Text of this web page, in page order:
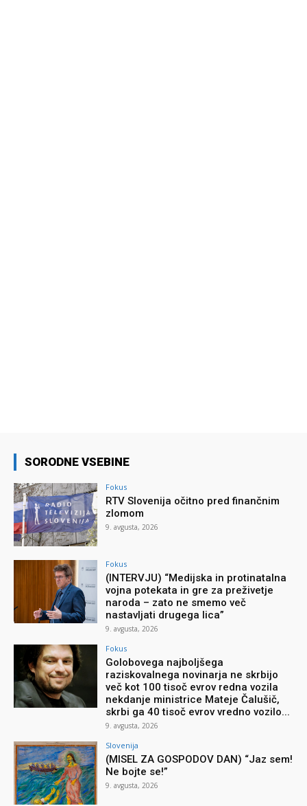
SORODNE VSEBINE
Fokus
RTV Slovenija očitno pred finančnim
zlomom
9. avgusta, 2026
Fokus
(INTERVJU) “Medijska in protinatalna
vojna potekata in gre za preživetje
naroda – zato ne smemo več
nastavljati drugega lica”
9. avgusta, 2026
Fokus
Golobovega najboljšega
raziskovalnega novinarja ne skrbijo
več kot 100 tisoč evrov redna vozila
nekdanje ministrice Mateje Čalušič,
skrbi ga 40 tisoč evrov vredno vozilo...
9. avgusta, 2026
Slovenija
(MISEL ZA GOSPODOV DAN) “Jaz sem!
Ne bojte se!”
9. avgusta, 2026